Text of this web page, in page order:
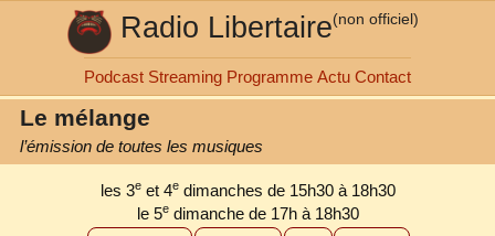
Radio Libertaire(non officiel)
Podcast Streaming Programme Actu Contact
Le mélange
l’émission de toutes les musiques
les 3eet 4edimanches de 15h30 à 18h30
le 5edimanche de 17h à 18h30